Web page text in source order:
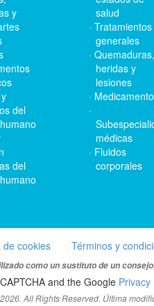
y
del
del
salud
Tratamientos
generales
Quemaduras,
heridas y
lesiones
médicas
Fluidos
corporales
de cookies Términos y
como un sustituto de un
and the Google Privacy
All Rights Reserved. Última